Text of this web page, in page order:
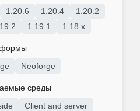
1.20.6 1.20.4
1.20.2
1.19.1 1.18.x
Neoforge
среды
Client and server